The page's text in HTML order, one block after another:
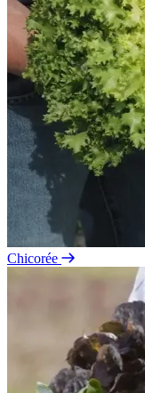
Chicorée